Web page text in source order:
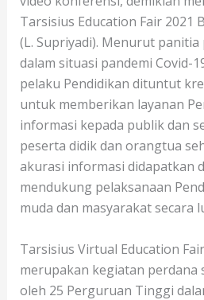
Tarsisius Education Fair 2021
(L. Supriyadi). Menurut panitia
dalam situasi pandemi Covid-
pelaku Pendidikan dituntut
untuk memberikan layanan
informasi kepada publik dan
peserta didik dan orangtua
akurasi informasi didapatkan
mendukung pelaksanaan
muda dan masyarakat secara
Tarsisius Virtual Education
merupakan kegiatan perdana
oleh 25 Perguruan Tinggi